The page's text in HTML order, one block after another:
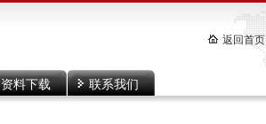
资料下载 联系我们
返回首页